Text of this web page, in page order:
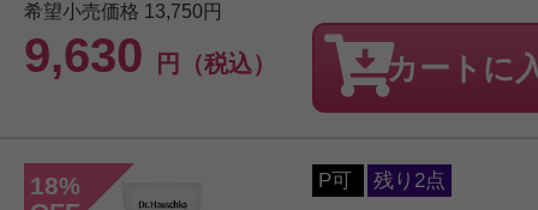
希望小売価格 13,750円
9,630 円（税込） カートに
18% P可 残り2点